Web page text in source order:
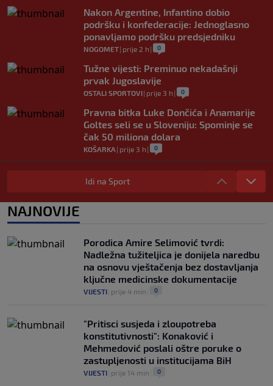
Nakon Argentine, Infantino dobio
podršku i konfederacije: Jednoglasno
ponavljamo podršku predsjedniku
NOGOMET| prije 2 h | 0
Tužne vijesti: Preminuo nekadašnji
prvak Jugoslavije
OSTALI SPORTOVI| prije 3 h | 0
Pravna bitka Luke Dončića i Anamarije
Goltes seli se u Sloveniju: Spominje se
čak 50 miliona dolara
KOŠARKA | prije 3 h | 0
Danas počinje nova sezona šampionata
BiH: Željezničar protiv novajlije na
0
javnu podršku jednog nogometnog
saveza, ali i jednu kritiku
prije 4 h 0
Idi na Sport
NAJNOVIJE
Porodica Amire Selimović tvrdi:
Nadležna tužiteljica je donijela naredbu
na osnovu vještačenja bez dostavljanja
ključne medicinske dokumentacije
VIJESTI prije 4 min 0
"Pritisci susjeda i zloupotreba
konstitutivnosti": Konaković i
Mehmedović poslali oštre poruke o
zastupljenosti u institucijama BiH
VIJESTI prije 14 min 0